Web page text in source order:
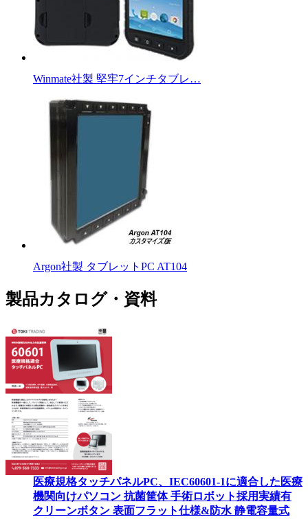
Winmate社製 堅牢7インチタブレ…
Argon社製 タブレットPC AT104
製品カタログ・資料
医療規格タッチパネルPC、IEC60601-1に適合した医療
機関向けパソコン 抗菌筐体 手術ロボット採用実績有
クリーンボタン 表面フラット仕様&防水 静電容量式